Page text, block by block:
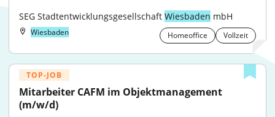
SEG Stadtentwicklungsgesellschaft Wiesbaden mbH
Wiesbaden Homeoffice Vollzeit
TOP-JOB
Mitarbeiter CAFM im Objektmanagement
(m/w/d)